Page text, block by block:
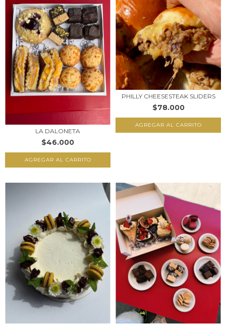
LA DALONETA
$46.000
PHILLY CHEESESTEAK SLIDERS
$78.000